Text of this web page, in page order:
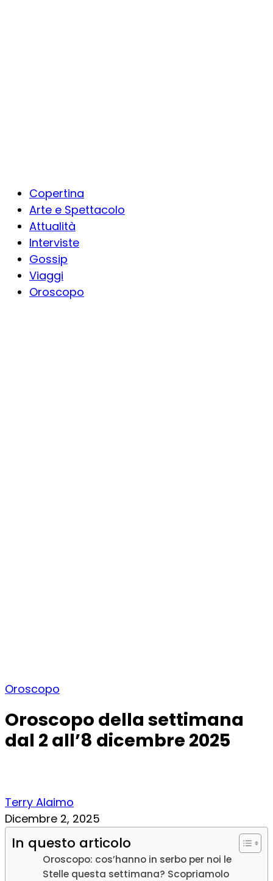
Copertina
Arte e Spettacolo
Attualità
Interviste
Gossip
Viaggi
Oroscopo
Oroscopo
Oroscopo della settimana
dal 2 all’8 dicembre 2025
Terry Alaimo
Dicembre 2, 2025
In questo articolo
Oroscopo: cos’hanno in serbo per noi le
Stelle questa settimana? Scopriamolo